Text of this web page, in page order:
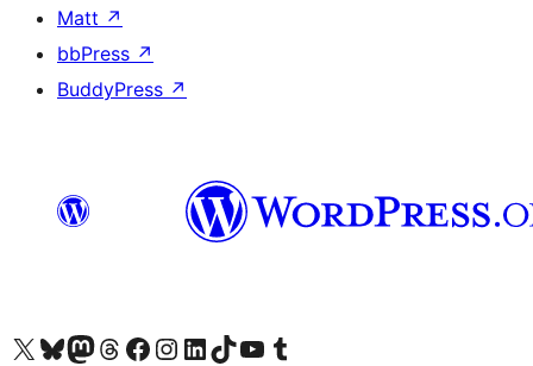
Matt ↗
bbPress ↗
BuddyPress ↗
Visit our X (formerly Twitter) account
Visit our Bluesky account
Visit our Mastodon account
Visit our Threads account
訪問我們的 Facebook 專頁Visit our Instagram account
Visit our LinkedIn account
Visit our TikTok account
Visit our YouTube channel
Visit our Tumblr account